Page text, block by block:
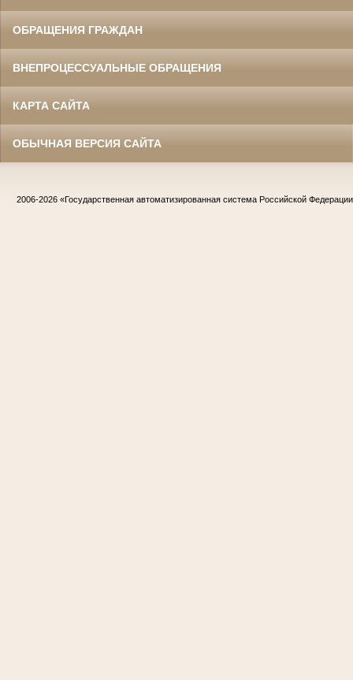
ОБРАЩЕНИЯ ГРАЖДАН
ВНЕПРОЦЕССУАЛЬНЫЕ ОБРАЩЕНИЯ
КАРТА САЙТА
ОБЫЧНАЯ ВЕРСИЯ САЙТА
2006-2026 «Государственная автоматизированная система Российской